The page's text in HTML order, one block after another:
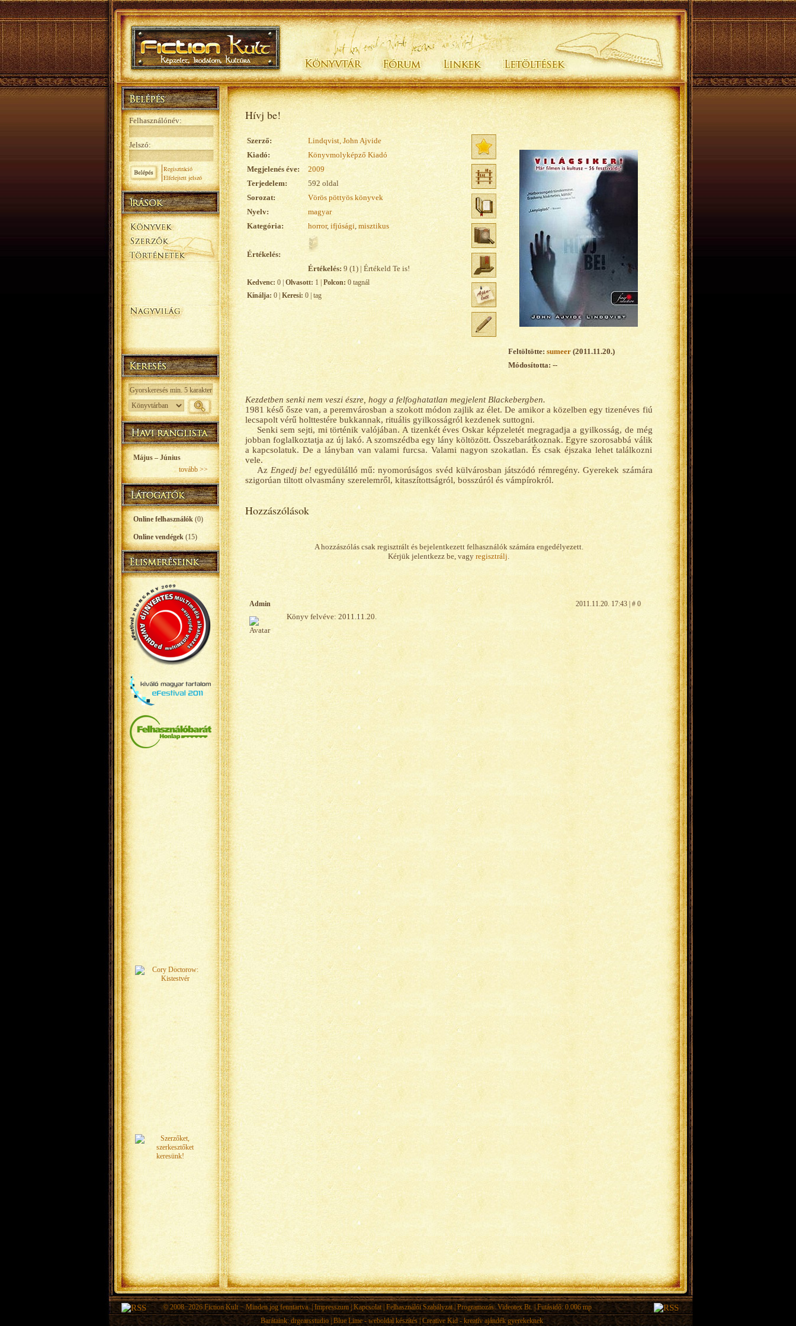
Felhasználónév:
Jelszó:
Regisztráció
Elfelejtett jelszó
Május – Június
tovább >>
Online felhasználók (0)
Online vendégek(15)
Hívj be!
Feltöltötte: sumeer(2011.11.20.)
Módosította: --
Szerző:
Lindqvist, John Ajvide
Kiadó:
Könyvmolyképző Kiadó
Megjelenés éve:
2009
Terjedelem:
592 oldal
Sorozat:
Vörös pöttyös könyvek
Nyelv:
magyar
Kategória:
horror, ifjúsági, misztikus
Értékelés:
Értékelés:9 (1) | Értékeld Te is!
Kedvenc: 0 | Olvasott: 1 | Polcon: 0 tagnál
Kínálja: 0 | Keresi: 0 | tag
Kezdetben senki nem veszi észre, hogy a felfoghatatlan megjelent Blackebergben.
1981 késő ősze van, a peremvárosban a szokott módon zajlik az élet. De amikor a közelben egy tizenéves fiú
lecsapolt vérű holttestére bukkannak, rituális gyilkosságról kezdenek suttogni.
Senki sem sejti, mi történik valójában. A tizenkét éves Oskar képzeletét megragadja a gyilkosság, de még
jobban foglalkoztatja az új lakó. A szomszédba egy lány költözött. Összebarátkoznak. Egyre szorosabbá válik
a kapcsolatuk. De a lányban van valami furcsa. Valami nagyon szokatlan. És csak éjszaka lehet találkozni
vele.
Az Engedj be!egyedülálló mű: nyomorúságos svéd külvárosban játszódó rémregény. Gyerekek számára
szigorúan tiltott olvasmány szerelemről, kitaszítottságról, bosszúról és vámpírokról.
Hozzászólások
A hozzászólás csak regisztrált és bejelentkezett felhasználók számára engedélyezett.
Kérjük jelentkezz be, vagy regisztrálj.
Admin 2011.11.20. 17:43 | # 0
Könyv felvéve: 2011.11.20.
© 2008−2026 Fiction Kult− Minden jog fenntartva. | Impresszum| Kapcsolat| Felhasználói Szabályzat| Programozás:Videotex Bt. | Futásidő: 0.006 mp
Barátaink:drgearsstudio| Blue Lime - weboldal készítés|Creative Kid - kreatív ajándék gyerekeknek